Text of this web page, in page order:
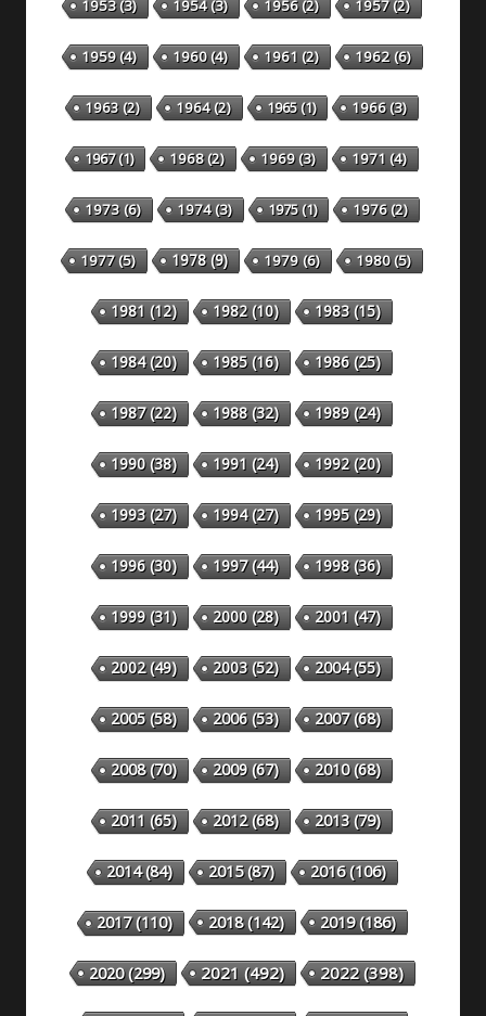
1953(3) 1954(3) 1956(2) 1957(2)
1959(4) 1960(4) 1961 (2) 1962(6)
1963(2) 1964(2) 1965(1) 1966(3)
1967(1) 1968(2) 1969(3) 1971 (4)
1973(6) 1974(3) 1975(1) 1976(2)
1977(5) 1978(9) 1979(6) 1980(5)
1981 (12) 1982(10) 1983(15)
1984(20) 1985(16) 1986(25)
1987(22) 1988(32) 1989(24)
1990(38) 1991 (24) 1992(20)
1993(27) 1994(27) 1995(29)
1996(30) 1997(44) 1998(36)
1999(31) 2000(28) 2001 (47)
2002(49) 2003(52) 2004(55)
2005(58) 2006(53) 2007(68)
2008(70) 2009(67) 2010(68)
2011 (65) 2012(68) 2013(79)
2014(84) 2015(87) 2016(106)
2017(110) 2018(142) 2019(186)
2020(299) 2021(492) 2022(398)